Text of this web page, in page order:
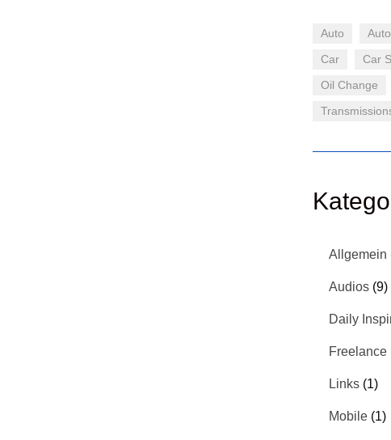
Auto
Car
Car
Oil Change
Allgemein
Audios (9)
Daily
Freelance
Links (1)
Mobile (1)